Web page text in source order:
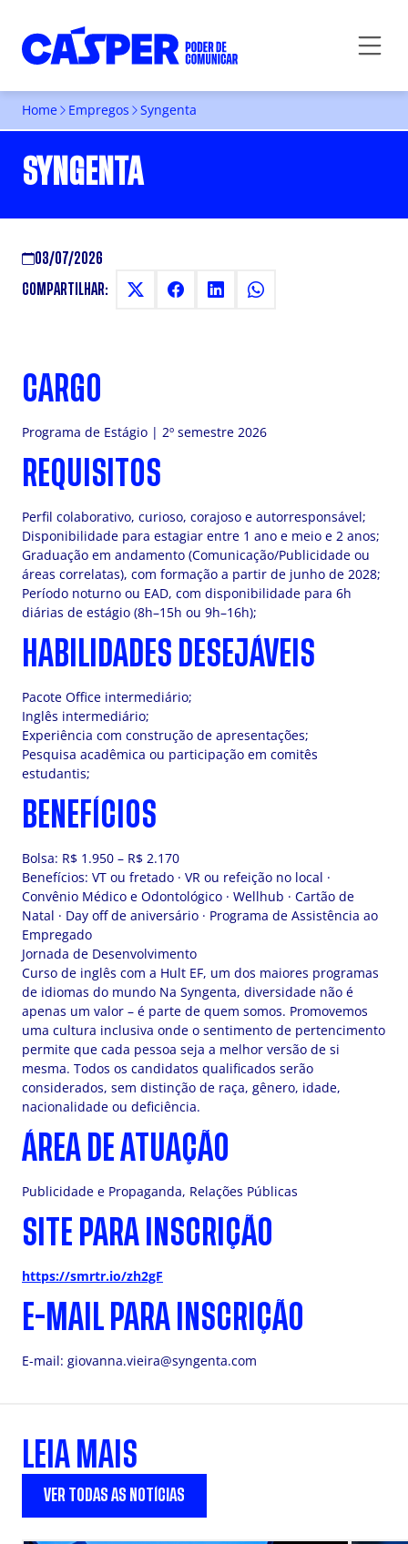
Home Empregos Syngenta
SYNGENTA
03/07/2026
COMPARTILHAR:
CARGO
Programa de Estágio | 2º semestre 2026
REQUISITOS
Perfil colaborativo, curioso, corajoso e autorresponsável;
Disponibilidade para estagiar entre 1 ano e meio e 2 anos;
Graduação em andamento (Comunicação/Publicidade ou
áreas correlatas), com formação a partir de junho de 2028;
Período noturno ou EAD, com disponibilidade para 6h
diárias de estágio (8h–15h ou 9h–16h);
HABILIDADES DESEJÁVEIS
Pacote Office intermediário;
Inglês intermediário;
Experiência com construção de apresentações;
Pesquisa acadêmica ou participação em comitês
estudantis;
BENEFÍCIOS
Bolsa: R$ 1.950 – R$ 2.170
Benefícios: VT ou fretado · VR ou refeição no local ·
Convênio Médico e Odontológico · Wellhub · Cartão de
Natal · Day off de aniversário · Programa de Assistência ao
Empregado
Jornada de Desenvolvimento
Curso de inglês com a Hult EF, um dos maiores programas
de idiomas do mundo Na Syngenta, diversidade não é
apenas um valor – é parte de quem somos. Promovemos
uma cultura inclusiva onde o sentimento de pertencimento
permite que cada pessoa seja a melhor versão de si
mesma. Todos os candidatos qualificados serão
considerados, sem distinção de raça, gênero, idade,
nacionalidade ou deficiência.
ÁREA DE ATUAÇÃO
Publicidade e Propaganda, Relações Públicas
SITE PARA INSCRIÇÃO
https://smrtr.io/zh2gF
E-MAIL PARA INSCRIÇÃO
E-mail: giovanna.vieira@syngenta.com
LEIA MAIS
VER TODAS AS NOTÍCIAS